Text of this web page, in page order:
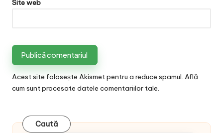
Site web
Acest site folosește Akismet pentru a reduce spamul. Află
cum sunt procesate datele comentariilor tale.
Caută